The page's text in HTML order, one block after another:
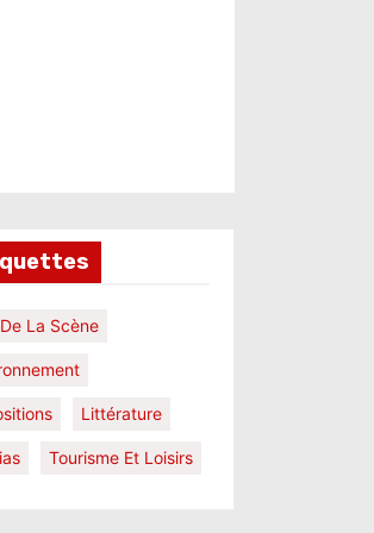
La Scène
Littérature
Tourisme Et Loisirs